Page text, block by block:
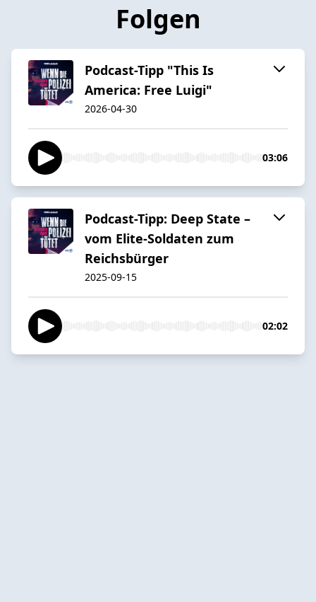
Folgen
Podcast-Tipp "This Is
America: Free Luigi"
2026-04-30
03:06
Podcast-Tipp: Deep State –
vom Elite-Soldaten zum
Reichsbürger
2025-09-15
02:02